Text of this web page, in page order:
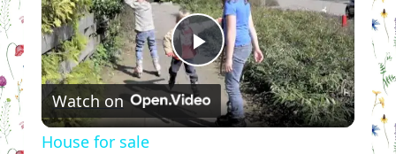
Play
Video
Watch on
House for sale